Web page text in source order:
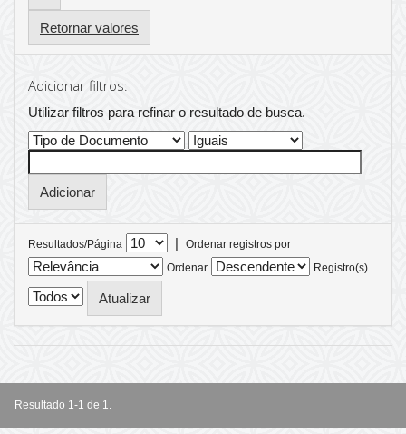
Retornar valores
Adicionar filtros:
Utilizar filtros para refinar o resultado de busca.
Resultados/Página |
Ordenar registros por
Ordenar
Registro(s)
Resultado 1-1 de 1.